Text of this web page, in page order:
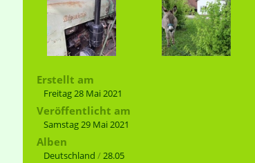
Erstellt am
Freitag 28 Mai 2021
Veröffentlicht am
Samstag 29 Mai 2021
Alben
Deutschland /28.05